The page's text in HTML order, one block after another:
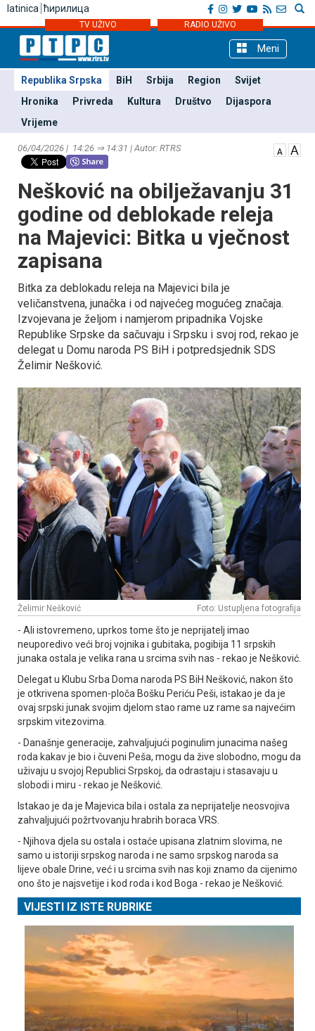
latinica ћирилица
TV UŽIVO RADIO UŽIVO
Meni
Republika Srpska BiH Srbija Region
Svijet
Hronika
Privreda Kultura Društvo
Dijaspora
Vrijeme
06/04/2026 | 14:26 ⇒ 14:31 | Autor: RTRS
Nešković na obilježavanju 31
godine od deblokade releja
na Majevici: Bitka u vječnost
zapisana
Bitka za deblokadu releja na Majevici bila je
veličanstvena, junačka i od najvećeg mogućeg značaja.
Izvojevana je željom i namjerom pripadnika Vojske
Republike Srpske da sačuvaju i Srpsku i svoj rod, rekao je
delegat u Domu naroda PS BiH i potpredsjednik SDS
Želimir Nešković.
Želimir Nešković Foto: Ustupljena fotografija
- Ali istovremeno, uprkos tome što je neprijatelj imao
neuporedivo veći broj vojnika i gubitaka, pogibija 11 srpskih
junaka ostala je velika rana u srcima svih nas - rekao je Nešković.
Delegat u Klubu Srba Doma naroda PS BiH Nešković, nakon što
je otkrivena spomen-ploča Bošku Periću Peši, istakao je da je
ovaj srpski junak svojim djelom stao rame uz rame sa najvećim
srpskim vitezovima.
- Današnje generacije, zahvaljujući poginulim junacima našeg
roda kakav je bio i čuveni Peša, mogu da žive slobodno, mogu da
uživaju u svojoj Republici Srpskoj, da odrastaju i stasavaju u
slobodi i miru - rekao je Nešković.
Istakao je da je Majevica bila i ostala za neprijatelje neosvojiva
zahvaljujući požrtvovanju hrabrih boraca VRS.
- Njihova djela su ostala i ostaće upisana zlatnim slovima, ne
samo u istoriji srpskog naroda i ne samo srpskog naroda sa
lijeve obale Drine, već i u srcima svih nas koji znamo da cijenimo
ono što je najsvetije i kod roda i kod Boga - rekao je Nešković.
VIJESTI IZ ISTE RUBRIKE